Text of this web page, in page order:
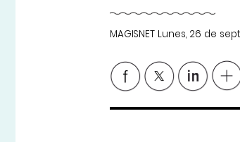
MAGISNET Lunes, 26 de